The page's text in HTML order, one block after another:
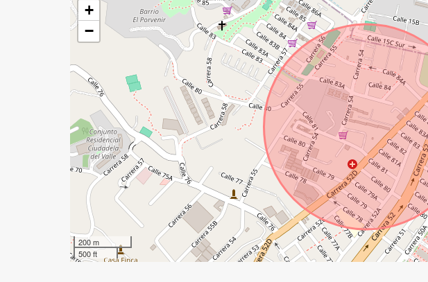
+
−
200 m
500 ft